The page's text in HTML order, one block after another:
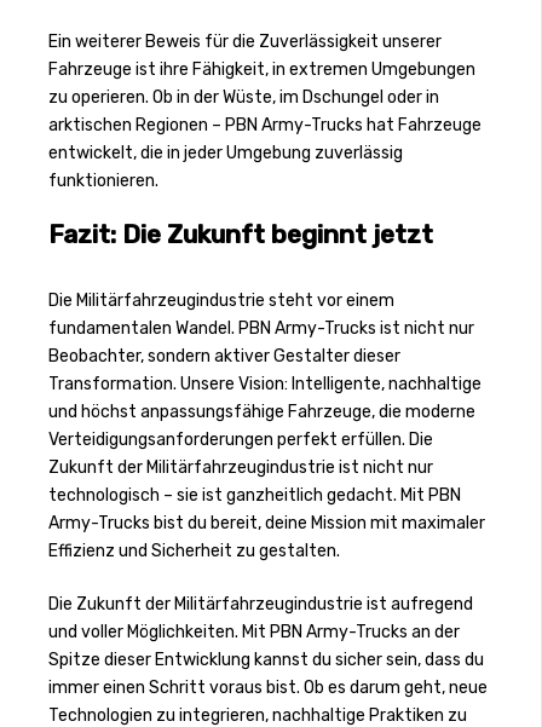
Ein weiterer Beweis für die Zuverlässigkeit unserer
Fahrzeuge ist ihre Fähigkeit, in extremen Umgebungen
zu operieren. Ob in der Wüste, im Dschungel oder in
arktischen Regionen – PBN Army-Trucks hat Fahrzeuge
entwickelt, die in jeder Umgebung zuverlässig
funktionieren.
Fazit: Die Zukunft beginnt jetzt
Die Militärfahrzeugindustrie steht vor einem
fundamentalen Wandel. PBN Army-Trucks ist nicht nur
Beobachter, sondern aktiver Gestalter dieser
Transformation. Unsere Vision: Intelligente, nachhaltige
und höchst anpassungsfähige Fahrzeuge, die moderne
Verteidigungsanforderungen perfekt erfüllen. Die
Zukunft der Militärfahrzeugindustrie ist nicht nur
technologisch – sie ist ganzheitlich gedacht. Mit PBN
Army-Trucks bist du bereit, deine Mission mit maximaler
Effizienz und Sicherheit zu gestalten.
Die Zukunft der Militärfahrzeugindustrie ist aufregend
und voller Möglichkeiten. Mit PBN Army-Trucks an der
Spitze dieser Entwicklung kannst du sicher sein, dass du
immer einen Schritt voraus bist. Ob es darum geht, neue
Technologien zu integrieren, nachhaltige Praktiken zu